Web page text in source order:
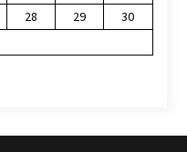
28 29
30